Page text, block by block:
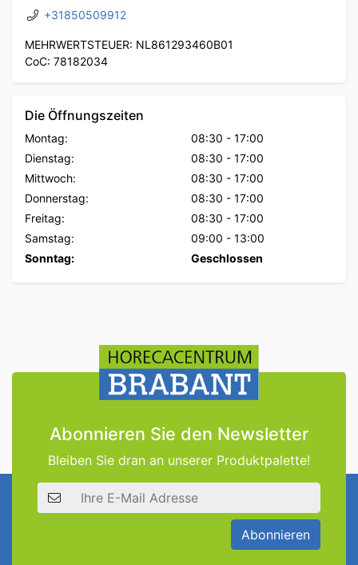
+31850509912
MEHRWERTSTEUER: NL861293460B01
CoC: 78182034
Die Öffnungszeiten
Montag: 08:30 - 17:00
Dienstag:
08:30 - 17:00
Mittwoch:
08:30 - 17:00
Donnerstag:
08:30 - 17:00
Freitag:
08:30 - 17:00
Samstag:
09:00 - 13:00
Sonntag:
Geschlossen
Abonnieren Sie den Newsletter
Bleiben Sie dran an unserer Produktpalette!
E-Mail Adresse
Abonnieren